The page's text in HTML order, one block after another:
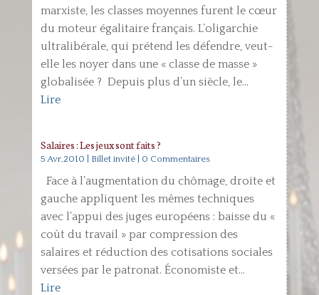
marxiste, les classes moyennes furent le cœur
du moteur égalitaire français. L’oligarchie
ultralibérale, qui prétend les défendre, veut-
elle les noyer dans une « classe de masse »
globalisée ? Depuis plus d’un siècle, le...
Lire
Salaires : Les jeux sont faits ?
5 Avr,2010 Billet invité| 0 Commentaires
Face à l’augmentation du chômage, droite et
gauche appliquent les mêmes techniques
avec l’appui des juges européens : baisse du «
coût du travail » par compression des
salaires et réduction des cotisations sociales
versées par le patronat. Économiste et...
Lire